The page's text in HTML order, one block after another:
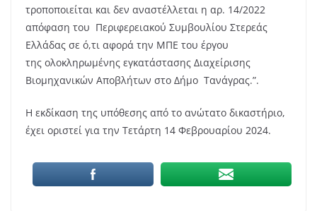
τροποποιείται και δεν αναστέλλεται η αρ. 14/2022
απόφαση του Περιφερειακού Συμβουλίου Στερεάς
Ελλάδας σε ό,τι αφορά την ΜΠΕ του έργου
της ολοκληρωμένης εγκατάστασης Διαχείρισης
Βιομηχανικών Αποβλήτων στο Δήμο Τανάγρας.”.
Η εκδίκαση της υπόθεσης από το ανώτατο δικαστήριο,
έχει οριστεί για την Τετάρτη 14 Φεβρουαρίου 2024.